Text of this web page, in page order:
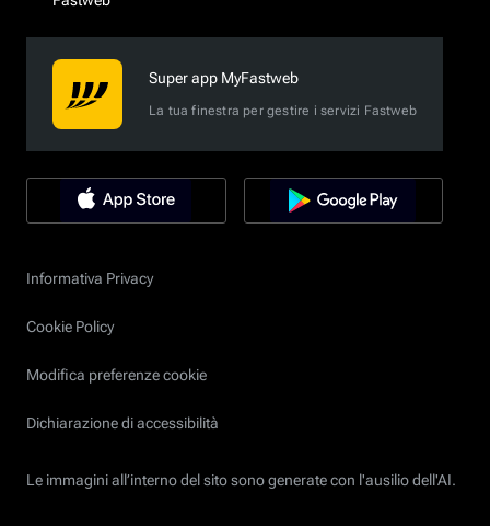
Super app MyFastweb
La tua finestra per gestire i servizi Fastweb
Informativa Privacy
Cookie Policy
Modifica preferenze cookie
Dichiarazione di accessibilità
Le immagini all’interno del sito sono generate con l'ausilio dell'AI.